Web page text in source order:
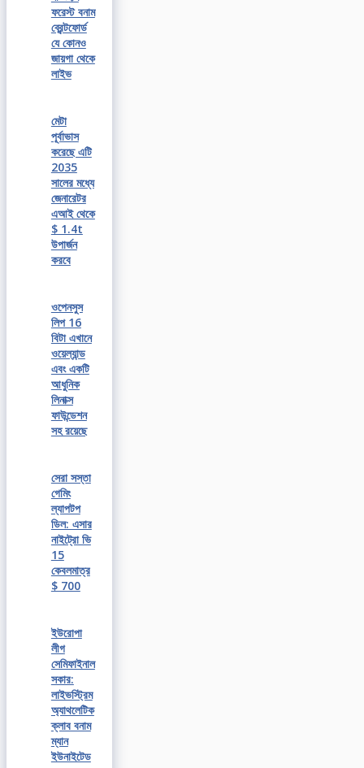
ফরেস্ট বনাম
ব্রেন্টফোর্ড
যে কোনও
জায়গা থেকে
লাইভ
মেটা
পূর্বাভাস
করেছে এটি
2035
সালের মধ্যে
জেনারেটর
এআই থেকে
$ 1.4t
উপার্জন
করবে
ওপেনসুস
লিপ 16
বিটা এখানে
ওয়েল্যান্ড
এবং একটি
আধুনিক
লিনাক্স
ফাউন্ডেশন
সহ রয়েছে
সেরা সস্তা
গেমিং
ল্যাপটপ
ডিল: এসার
নাইট্রো ভি
15
কেবলমাত্র
$ 700
ইউরোপা
লীগ
সেমিফাইনাল
সকার:
লাইভস্ট্রিম
অ্যাথলেটিক
ক্লাব বনাম
ম্যান
ইউনাইটেড